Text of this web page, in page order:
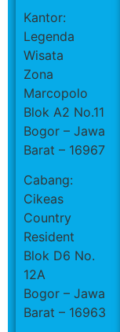
Kantor:
Legenda
Wisata
Zona
Marcopolo
Blok A2 No.11
Bogor – Jawa
Barat – 16967
Cabang:
Cikeas
Country
Resident
Blok D6 No.
12A
Bogor – Jawa
Barat – 16963